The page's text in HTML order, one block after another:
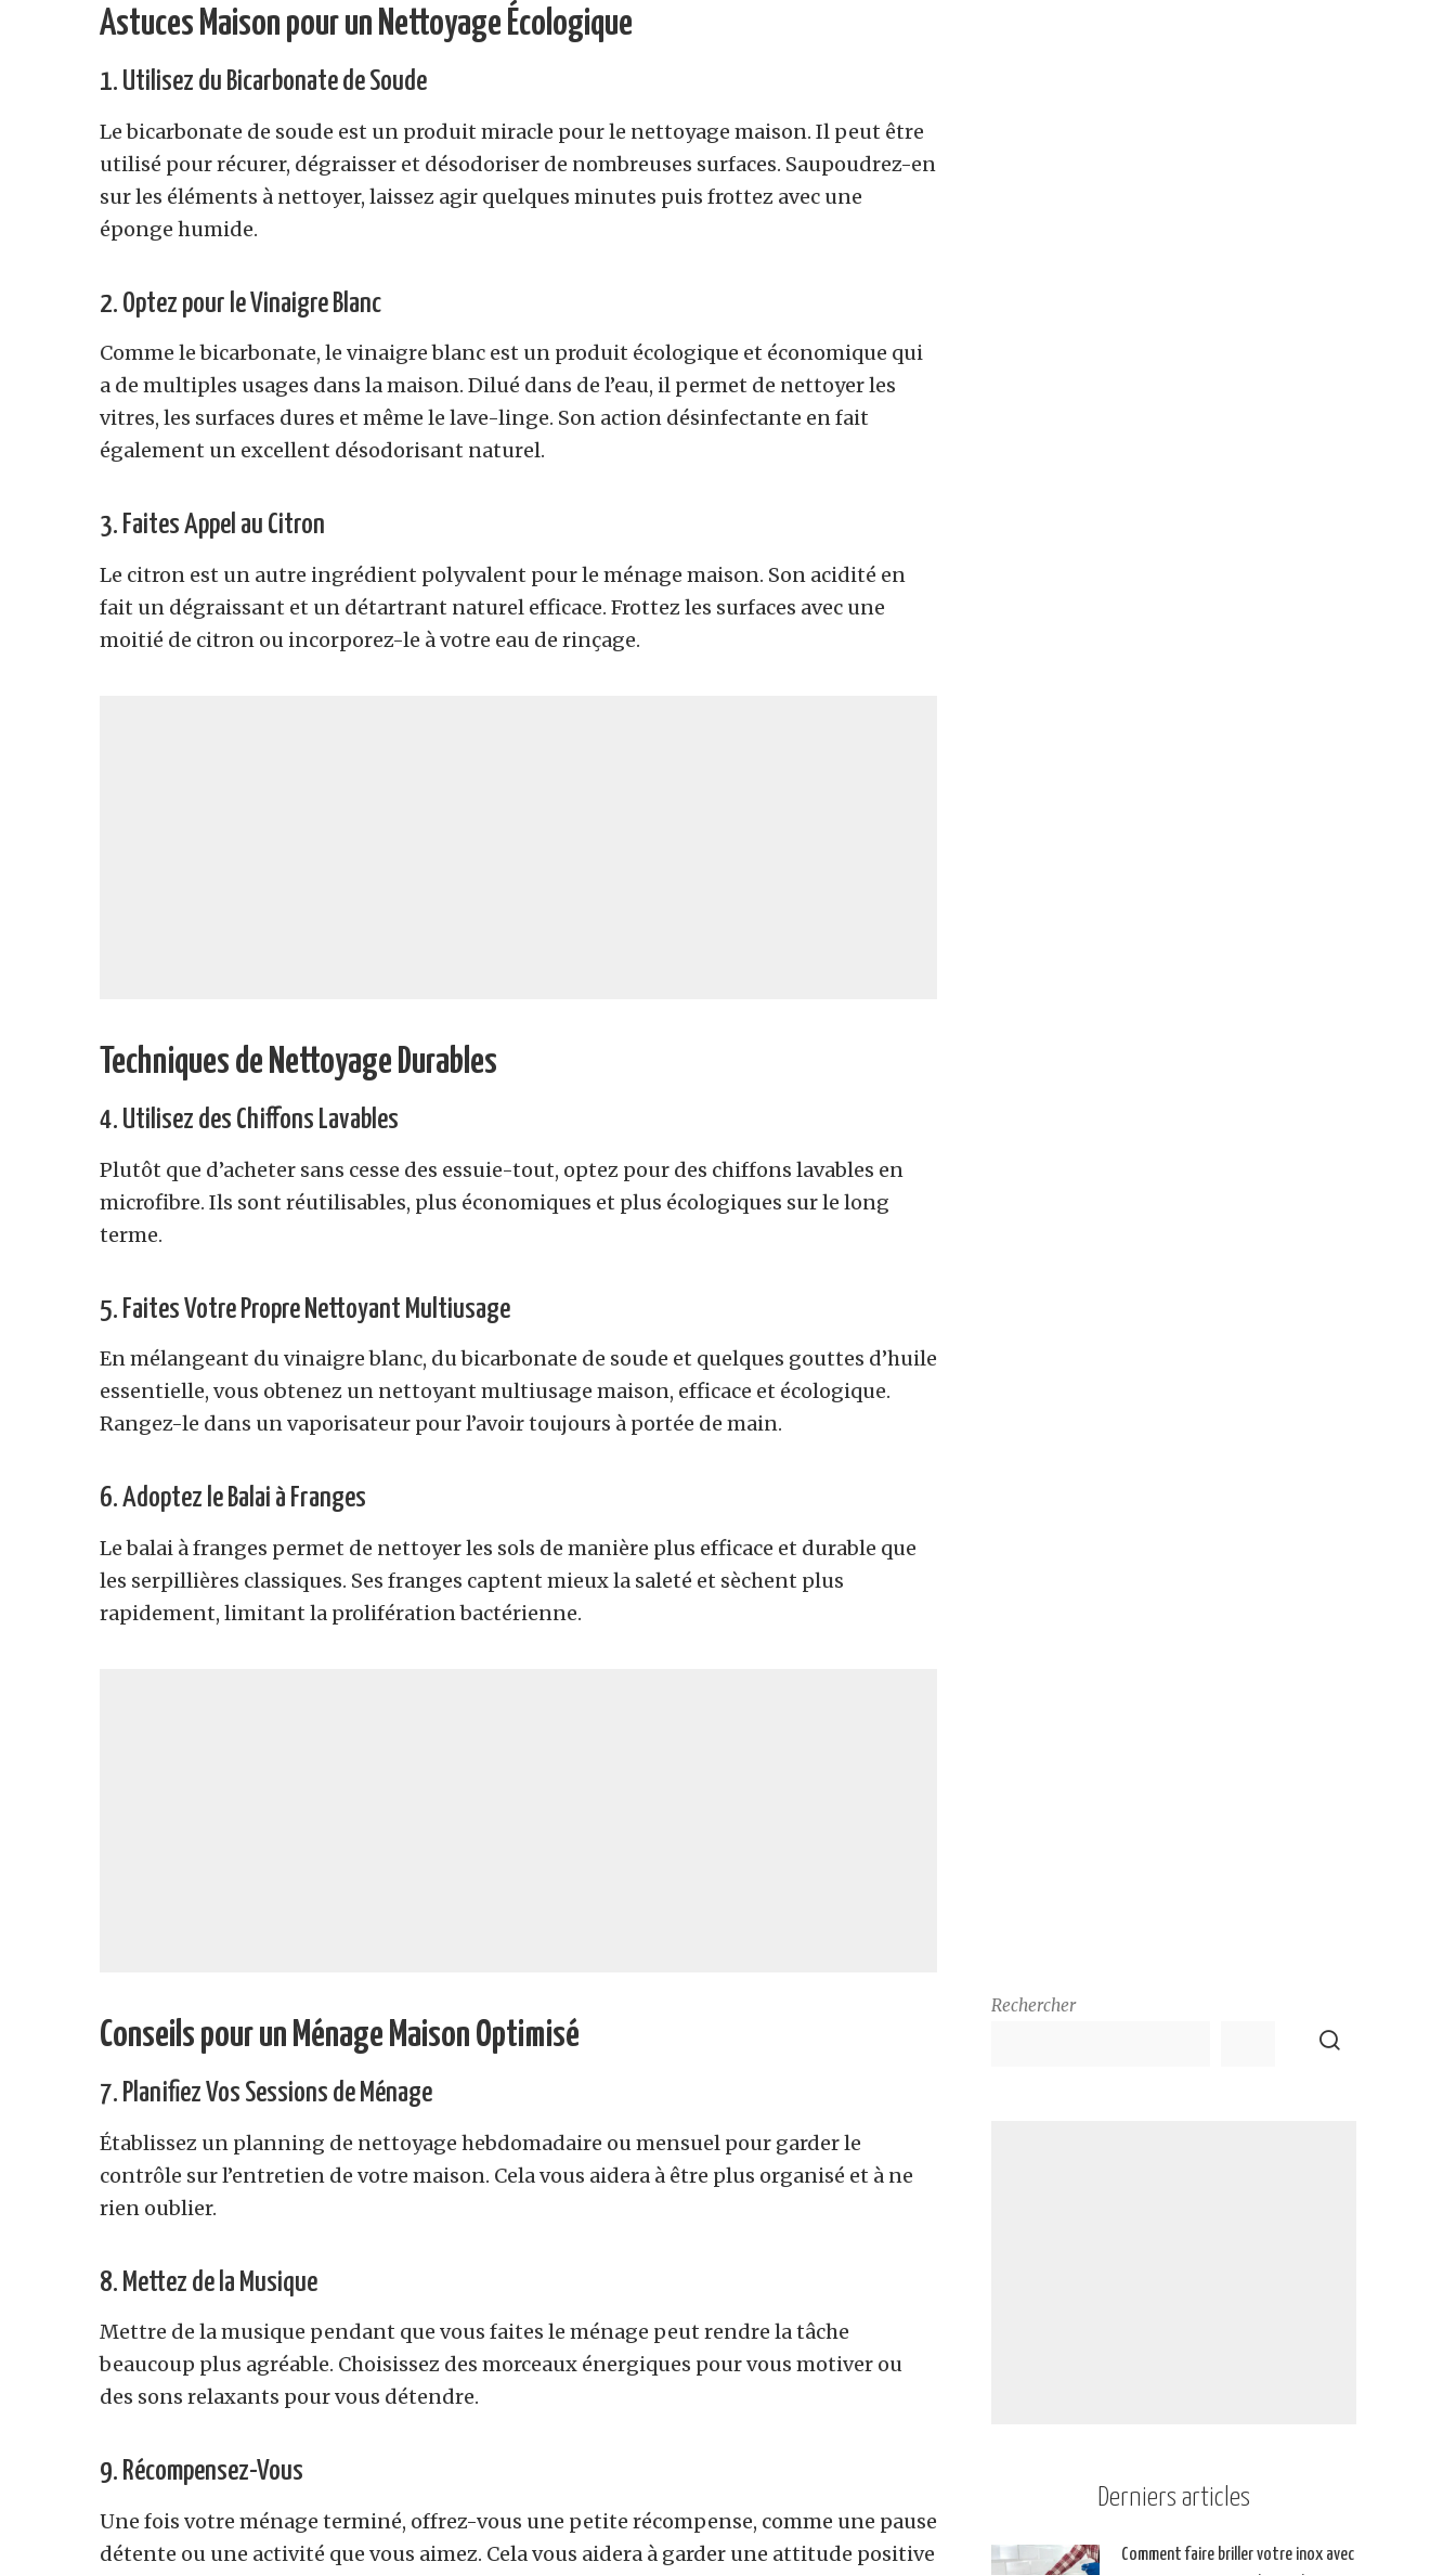
Astuces Maison pour un Nettoyage Écologique
1. Utilisez du Bicarbonate de Soude
Le bicarbonate de soude est un produit miracle pour le nettoyage maison. Il peut être
utilisé pour récurer, dégraisser et désodoriser de nombreuses surfaces. Saupoudrez-en
sur les éléments à nettoyer, laissez agir quelques minutes puis frottez avec une
éponge humide.
2. Optez pour le Vinaigre Blanc
Comme le bicarbonate, le vinaigre blanc est un produit écologique et économique qui
a de multiples usages dans la maison. Dilué dans de l’eau, il permet de nettoyer les
vitres, les surfaces dures et même le lave-linge. Son action désinfectante en fait
également un excellent désodorisant naturel.
3. Faites Appel au Citron
Le citron est un autre ingrédient polyvalent pour le ménage maison. Son acidité en
fait un dégraissant et un détartrant naturel efficace. Frottez les surfaces avec une
moitié de citron ou incorporez-le à votre eau de rinçage.
Techniques de Nettoyage Durables
4. Utilisez des Chiffons Lavables
Plutôt que d’acheter sans cesse des essuie-tout, optez pour des chiffons lavables en
microfibre. Ils sont réutilisables, plus économiques et plus écologiques sur le long
terme.
5. Faites Votre Propre Nettoyant Multiusage
En mélangeant du vinaigre blanc, du bicarbonate de soude et quelques gouttes d’huile
essentielle, vous obtenez un nettoyant multiusage maison, efficace et écologique.
Rangez-le dans un vaporisateur pour l’avoir toujours à portée de main.
6. Adoptez le Balai à Franges
Le balai à franges permet de nettoyer les sols de manière plus efficace et durable que
les serpillières classiques. Ses franges captent mieux la saleté et sèchent plus
rapidement, limitant la prolifération bactérienne.
Conseils pour un Ménage Maison Optimisé
7. Planifiez Vos Sessions de Ménage
Établissez un planning de nettoyage hebdomadaire ou mensuel pour garder le
contrôle sur l’entretien de votre maison. Cela vous aidera à être plus organisé et à ne
rien oublier.
8. Mettez de la Musique
Mettre de la musique pendant que vous faites le ménage peut rendre la tâche
beaucoup plus agréable. Choisissez des morceaux énergiques pour vous motiver ou
des sons relaxants pour vous détendre.
9. Récompensez-Vous
Une fois votre ménage terminé, offrez-vous une petite récompense, comme une pause
détente ou une activité que vous aimez. Cela vous aidera à garder une attitude positive
Rechercher
Derniers articles
Comment faire briller votre inox avec